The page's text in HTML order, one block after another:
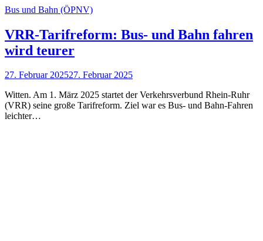
Bus und Bahn (ÖPNV)
VRR-Tarifreform: Bus- und Bahn fahren
wird teurer
27. Februar 202527. Februar 2025
Witten. Am 1. März 2025 startet der Verkehrsverbund Rhein-Ruhr
(VRR) seine große Tarifreform. Ziel war es Bus- und Bahn-Fahren
leichter…